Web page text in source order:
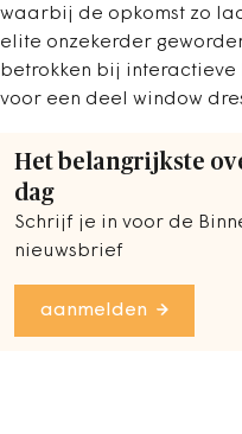
waarbij de opkomst zo
elite onzekerder
betrokken bij
voor een deel window
Het belangrijkste
dag
Schrijf je in voor de
nieuwsbrief
aanmelden